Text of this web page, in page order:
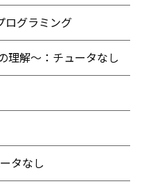
ログラミング
理解～：チュータなし
タなし